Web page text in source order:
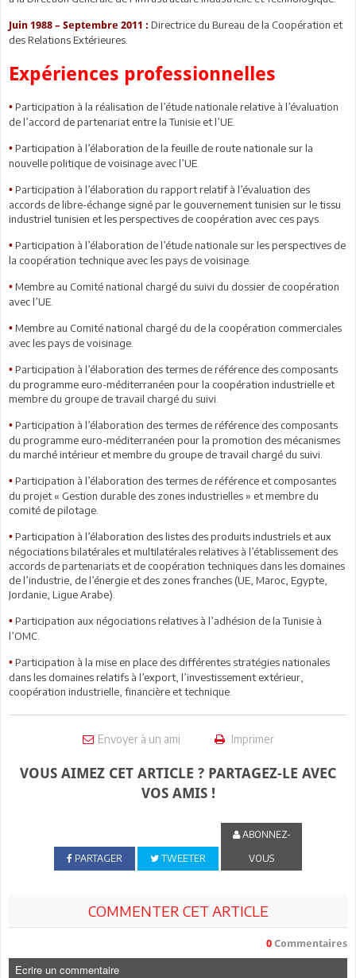
Juin 1988 – Septembre 2011 : Directrice du Bureau de la Coopération et
des Relations Extérieures.
Expériences professionnelles
• Participation à la réalisation de l’étude nationale relative à l’évaluation
de l’accord de partenariat entre la Tunisie et l’UE.
• Participation à l’élaboration de la feuille de route nationale sur la
nouvelle politique de voisinage avec l’UE.
• Participation à l’élaboration du rapport relatif à l’évaluation des
accords de libre-échange signé par le gouvernement tunisien sur le tissu
industriel tunisien et les perspectives de coopération avec ces pays.
• Participation à l’élaboration de l’étude nationale sur les perspectives de
la coopération technique avec les pays de voisinage.
• Membre au Comité national chargé du suivi du dossier de coopération
avec l’UE.
• Membre au Comité national chargé du de la coopération commerciales
avec les pays de voisinage.
• Participation à l’élaboration des termes de référence des composants
du programme euro-méditerranéen pour la coopération industrielle et
membre du groupe de travail chargé du suivi.
• Participation à l’élaboration des termes de référence des composants
du programme euro-méditerranéen pour la promotion des mécanismes
du marché intérieur et membre du groupe de travail chargé du suivi.
• Participation à l’élaboration des termes de référence et composantes
du projet « Gestion durable des zones industrielles » et membre du
comité de pilotage.
• Participation à l’élaboration des listes des produits industriels et aux
négociations bilatérales et multilatérales relatives à l’établissement des
accords de partenariats et de coopération techniques dans les domaines
de l’industrie, de l’énergie et des zones franches (UE, Maroc, Egypte,
Jordanie, Ligue Arabe).
• Participation aux négociations relatives à l’adhésion de la Tunisie à
l’OMC.
• Participation à la mise en place des différentes stratégies nationales
dans les domaines relatifs à l’export, l’investissement extérieur,
coopération industrielle, financière et technique.
Envoyer à un ami Imprimer
VOUS AIMEZ CET ARTICLE ? PARTAGEZ-LE AVEC
VOS AMIS !
PARTAGER TWEETER
ABONNEZ-
VOUS
COMMENTER CET ARTICLE
0 Commentaires
Ecrire un commentaire